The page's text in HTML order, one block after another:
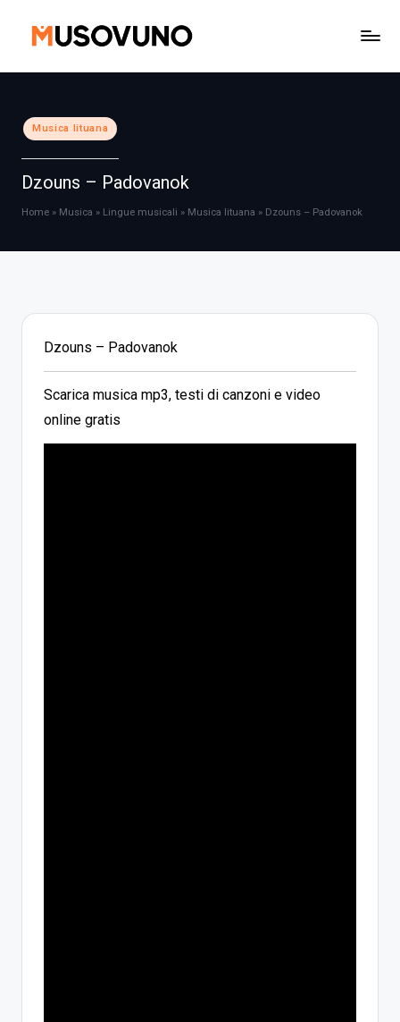
Posted
in
Musica lituana
Dzouns – Padovanok
Home » Musica » Lingue musicali » Musica lituana » Dzouns – Padovanok
Dzouns – Padovanok
Scarica musica mp3, testi di canzoni e video
online gratis